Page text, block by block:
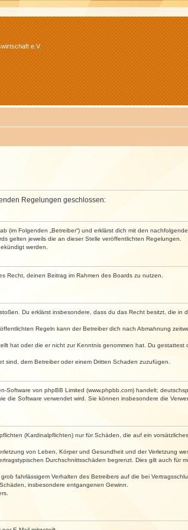
e.V.
Regelungen geschlossen:
(im Folgenden „Betreiber“) und erklärst dich mit den
gelten jeweils die an dieser Stelle veröffentlichten Regelungen.
werden.
Recht, deinen Beitrag im Rahmen des Boards zu nutzen.
Du erklärst insbesondere, dass du das Recht besitzt, die in
Regeln kann der Betreiber dich nach Abmahnung
hat oder die er nicht zur Kenntnis genommen hat. Du gestattest
dem Betreiber oder einem Dritten Schaden zuzufügen.
Software von phpBB Limited (www.phpbb.com) handelt;
Software verwendet wird. Sie können insbesondere die
(Kardinalpflichten) nur für Schäden, die auf ein
von Leben, Körper und Gesundheit und der Verletzung
Durchschnittsschäden begrenzt. Dies gilt auch für
fahrlässigem Verhalten des Betreibers auf die bei
insbesondere entgangenen Gewinn.